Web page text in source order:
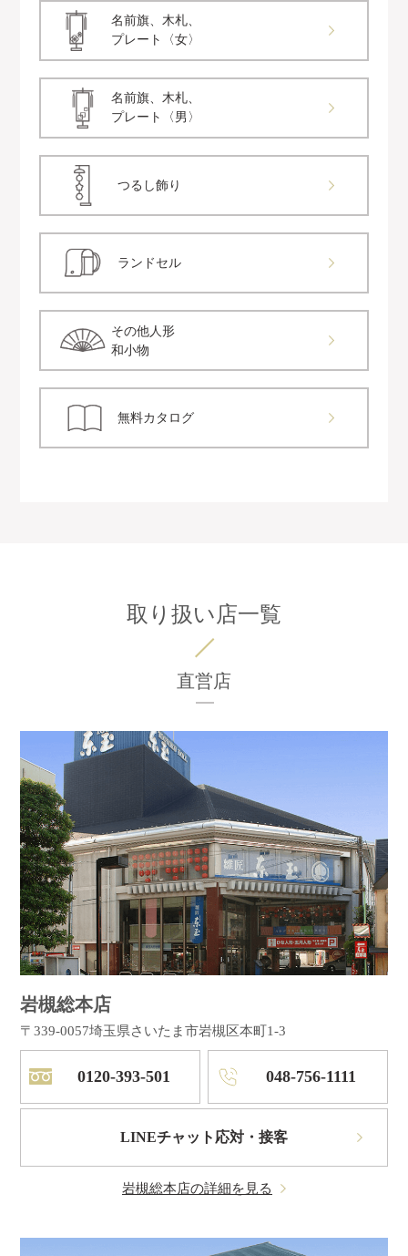
名前旗、木札、
プレート〈女〉
名前旗、木札、
プレート〈男〉
つるし飾り
ランドセル
その他人形
和小物
無料カタログ
取り扱い店一覧
直営店
岩槻総本店
〒339-0057埼玉県さいたま市岩槻区本町1-3
0120-393-501 048-756-1111
LINEチャット応対・接客
岩槻総本店の詳細を見る